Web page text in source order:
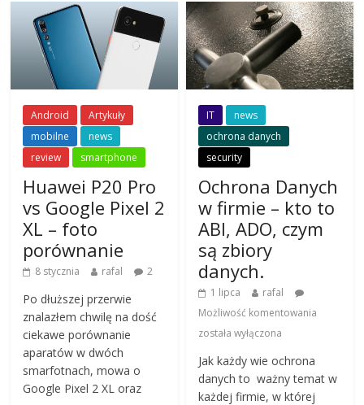
Android
Artykuły
mobilne
news
review
smartphone
Huawei P20 Pro
vs Google Pixel 2
XL – foto
porównanie
8 stycznia rafal 2
Po dłuższej przerwie
znalazłem chwilę na dość
ciekawe porównanie
aparatów w dwóch
smarfotnach, mowa o
Google Pixel 2 XL oraz
IT
news
ochrona danych
security
Ochrona Danych
w firmie – kto to
ABI, ADO, czym
są zbiory
danych.
1 lipca
rafal
Możliwość komentowania
została wyłączona
Jak każdy wie ochrona
danych to ważny temat w
każdej firmie, w której